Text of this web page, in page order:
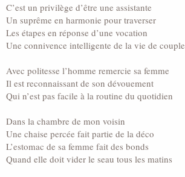
C’est un privilège d’être une assistante
Un suprême en harmonie pour traverser
Les étapes en réponse d’une vocation
Une connivence intelligente de la vie de couple
Avec politesse l’homme remercie sa femme
Il est reconnaissant de son dévouement
Qui n’est pas facile à la routine du quotidien
Dans la chambre de mon voisin
Une chaise percée fait partie de la déco
L’estomac de sa femme fait des bonds
Quand elle doit vider le seau tous les matins